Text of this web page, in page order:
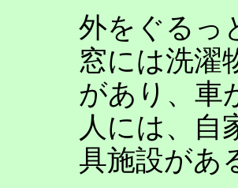
外をぐるっ
窓には洗濯
があり、車
人には、自
具施設があ